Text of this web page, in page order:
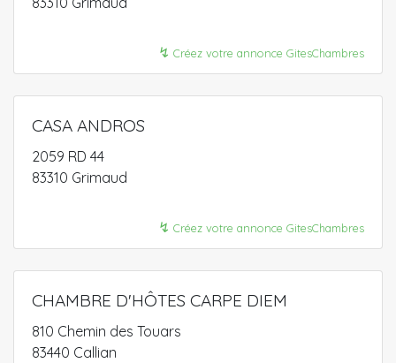
↯ Créez votre annonce GitesChambres
CASA ANDROS
2059 RD 44
83310 Grimaud
↯ Créez votre annonce GitesChambres
CHAMBRE D'HÔTES CARPE DIEM
810 Chemin des Touars
83440 Callian